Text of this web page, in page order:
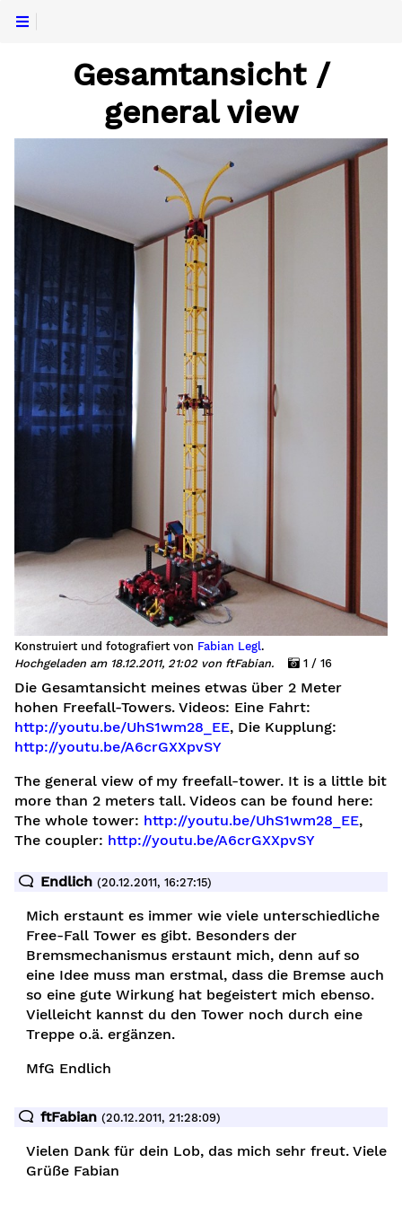
Gesamtansicht /
general view
Konstruiert und fotografiert von Fabian Legl.
Hochgeladen am 18.12.2011, 21:02 von ftFabian.
1 / 16
Die Gesamtansicht meines etwas über 2 Meter
hohen Freefall-Towers. Videos: Eine Fahrt:
http://youtu.be/UhS1wm28_EE, Die Kupplung:
http://youtu.be/A6crGXXpvSY
The general view of my freefall-tower. It is a little bit
more than 2 meters tall. Videos can be found here:
The whole tower: http://youtu.be/UhS1wm28_EE,
The coupler: http://youtu.be/A6crGXXpvSY
Endlich (20.12.2011, 16:27:15)
Mich erstaunt es immer wie viele unterschiedliche
Free-Fall Tower es gibt. Besonders der
Bremsmechanismus erstaunt mich, denn auf so
eine Idee muss man erstmal, dass die Bremse auch
so eine gute Wirkung hat begeistert mich ebenso.
Vielleicht kannst du den Tower noch durch eine
Treppe o.ä. ergänzen.
MfG Endlich
ftFabian (20.12.2011, 21:28:09)
Vielen Dank für dein Lob, das mich sehr freut. Viele
Grüße Fabian